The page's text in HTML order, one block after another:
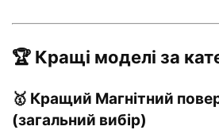
🏆 Кращі моделі за
🥇 Кращий Магнітний
(загальний вибір)